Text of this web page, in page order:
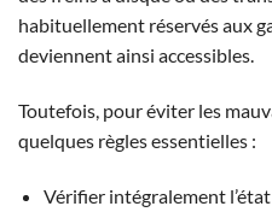
habituellement réservés aux
deviennent ainsi accessibles.
Toutefois, pour éviter les
quelques règles essentielles :
Vérifier intégralement